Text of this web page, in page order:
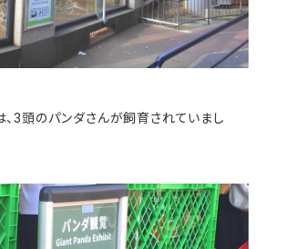
3頭のパンダさんが飼育されていまし